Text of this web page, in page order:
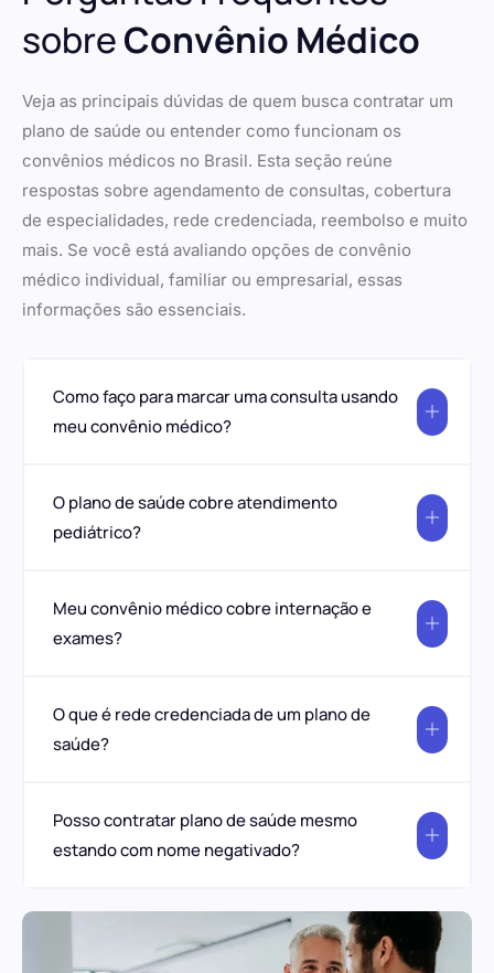
sobreConvênio Médico
Veja as principais dúvidas de quem busca contratar um
plano de saúde ou entender como funcionam os
convênios médicos no Brasil. Esta seção reúne
respostas sobre agendamento de consultas, cobertura
de especialidades, rede credenciada, reembolso e muito
mais. Se você está avaliando opções de convênio
médico individual, familiar ou empresarial, essas
informações são essenciais.
Como faço para marcar uma consulta usando
meu convênio médico?
O plano de saúde cobre atendimento
pediátrico?
Meu convênio médico cobre internação e
exames?
O que é rede credenciada de um plano de
saúde?
Posso contratar plano de saúde mesmo
estando com nome negativado?